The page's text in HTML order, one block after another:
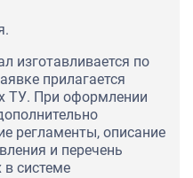
изготавливается по
прилагается
ТУ. При оформлении
регламенты, описание
и перечень
системе